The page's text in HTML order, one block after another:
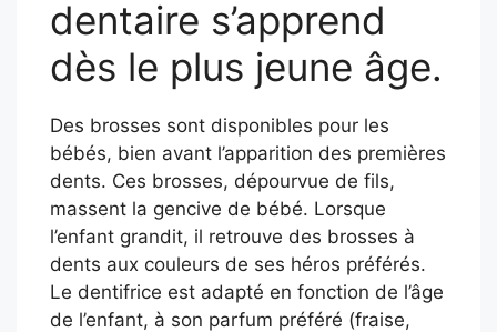
dentaire s’apprend
dès le plus jeune âge.
Des brosses sont disponibles pour les
bébés, bien avant l’apparition des premières
dents. Ces brosses, dépourvue de fils,
massent la gencive de bébé. Lorsque
l’enfant grandit, il retrouve des brosses à
dents aux couleurs de ses héros préférés.
Le dentifrice est adapté en fonction de l’âge
de l’enfant, à son parfum préféré (fraise,